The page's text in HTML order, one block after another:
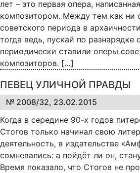
лет – это первая опера,
композитором. Между тем как ни
советского периода в
тогда ведь, пускай по разнарядке
периодически ставили оперы
композиторов. […]
ПЕВЕЦ УЛИЧНОЙ ПРАВДЫ
№ 2008/32, 23.02.2015
Когда в середине 90-х годов
Стогов только начинал свою
деятельность, в издательстве
сомневались: а пойдёт ли он,
Время показало, что Стогов не